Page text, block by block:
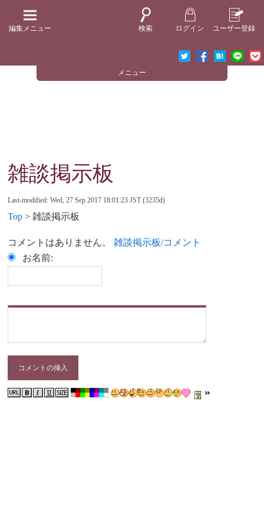
編集メニュー 検索 ログイン ユーザー登録
メニュー
雑談掲示板
Last-modified: Wed, 27 Sep 2017 18:01:23 JST (3235d)
Top > 雑談掲示板
コメントはありません。雑談掲示板/コメント
お名前: